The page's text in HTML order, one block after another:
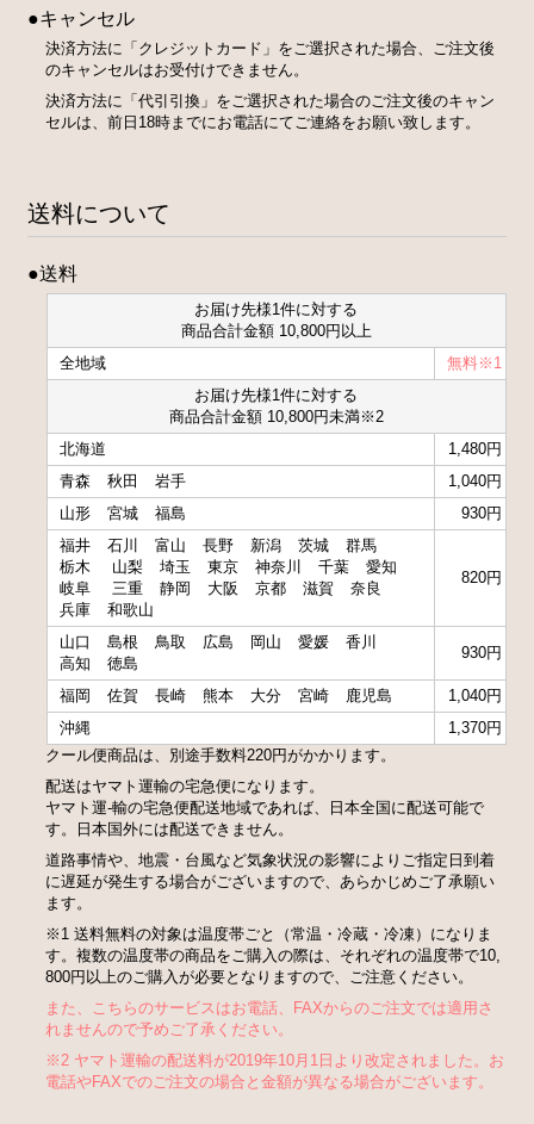
●キャンセル
決済方法に「クレジットカード」をご選択された場合、ご注文後
のキャンセルはお受付けできません。
決済方法に「代引引換」をご選択された場合のご注文後のキャン
セルは、前日18時までにお電話にてご連絡をお願い致します。
送料について
●送料
お届け先様1件に対する
商品合計金額 10,800円以上
全地域
無料※1
お届け先様1件に対する
商品合計金額 10,800円未満※2
北海道
1,480円
青森
秋田 岩手
1,040円
山形
宮城 福島
930円
福井
石川 富山 長野 新潟 茨城
群馬
栃木
山梨 埼玉 東京 神奈川 千葉
愛知
岐阜
三重 静岡 大阪 京都 滋賀
奈良
兵庫
和歌山
820円
山口 島根 鳥取 広島 岡山 愛媛
香川
高知
徳島
930円
福岡 佐賀 長崎 熊本 大分 宮崎 鹿児島
1,040円
沖縄
1,370円
クール便商品は、別途手数料220円がかかります。
配送はヤマト運輸の宅急便になります。
ヤマト運-輸の宅急便配送地域であれば、日本全国に配送可能で
す。日本国外には配送できません。
道路事情や、地震・台風など気象状況の影響によりご指定日到着
に遅延が発生する場合がございますので、あらかじめご了承願い
ます。
※1 送料無料の対象は温度帯ごと（常温・冷蔵・冷凍）になりま
す。複数の温度帯の商品をご購入の際は、それぞれの温度帯で10,
800円以上のご購入が必要となりますので、ご注意ください。
また、こちらのサービスはお電話、FAXからのご注文では適用さ
れませんので予めご了承ください。
※2 ヤマト運輸の配送料が2019年10月1日より改定されました。お
電話やFAXでのご注文の場合と金額が異なる場合がございます。